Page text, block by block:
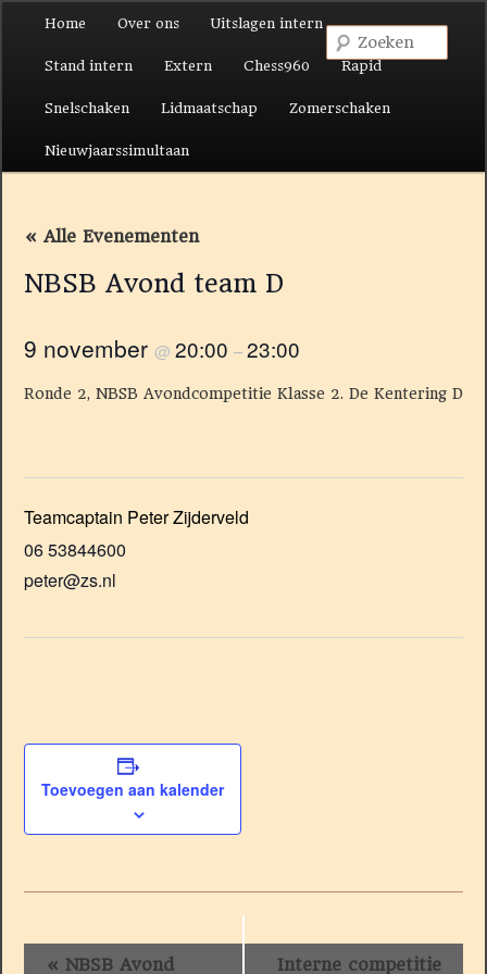
Spring naar de primaire inhoud
Spring naar de secundaire inhoud
Home Over ons Uitslagen intern
Stand intern Extern Chess960 Rapid
Snelschaken Lidmaatschap Zomerschaken
Nieuwjaarssimultaan
« Alle Evenementen
NBSB Avond team D
9 november @ 20:00 –23:00
Ronde 2, NBSB Avondcompetitie Klasse 2. De Kentering D
Teamcaptain Peter Zijderveld
06 53844600
peter@zs.nl
Toevoegen aan kalender
Evenement
« NBSB Avond Interne competitie